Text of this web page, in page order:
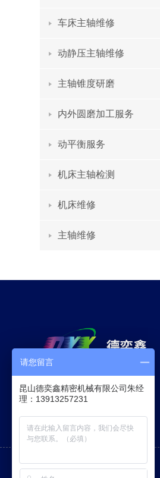
车床主轴维修
动静压主轴维修
主轴锥度研磨
内外圆磨加工服务
动平衡服务
机床主轴检测
机床维修
主轴维修
请您留言
昆山德奕鑫精密机械有限公司朱经
理：13913257231